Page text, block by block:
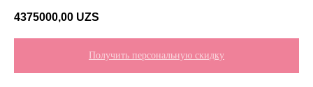
4375000,00 UZS
Получить персональную скидку